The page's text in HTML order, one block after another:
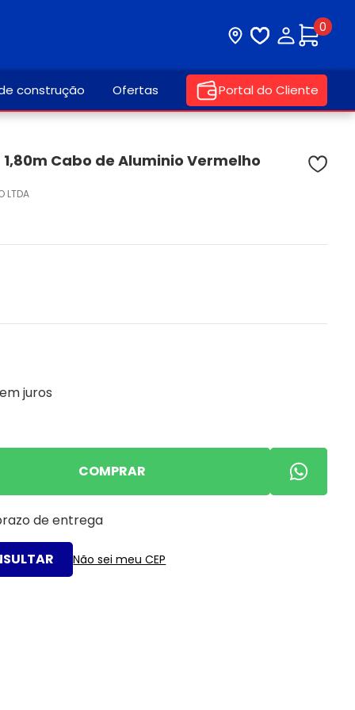
Visite nossa loja
Lista deMinha
0
construção Ofertas Portal do Cliente
Cabo de Aluminio Vermelho
LTDA
juros
COMPRAR
de entrega
Não sei meu CEP